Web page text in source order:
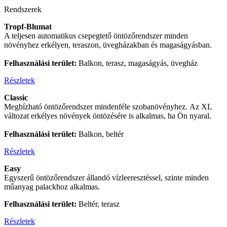
Rendszerek
Tropf-Blumat
A teljesen automatikus csepegtető öntözőrendszer minden
növényhez erkélyen, teraszon, üvegházakban és magaságyásban.
Felhasználási terület: Balkon, terasz, magaságyás, üvegház
Részletek
Classic
Megbízható öntözőrendszer mindenféle szobanövényhez. Az XL
változat erkélyes növények öntözésére is alkalmas, ha Ön nyaral.
Felhasználási terület: Balkon, beltér
Részletek
Easy
Egyszerű öntözőrendszer állandó vízleeresztéssel, szinte minden
műanyag palackhoz alkalmas.
Felhasználási terület: Beltér, terasz
Részletek